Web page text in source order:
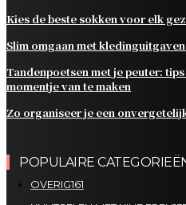
Kies de beste sokken voor elk
Slim omgaan met
Tandenpoetsen met je peuter:
momentje van te maken
Zo organiseer je een
POPULAIRE
OVERIG161